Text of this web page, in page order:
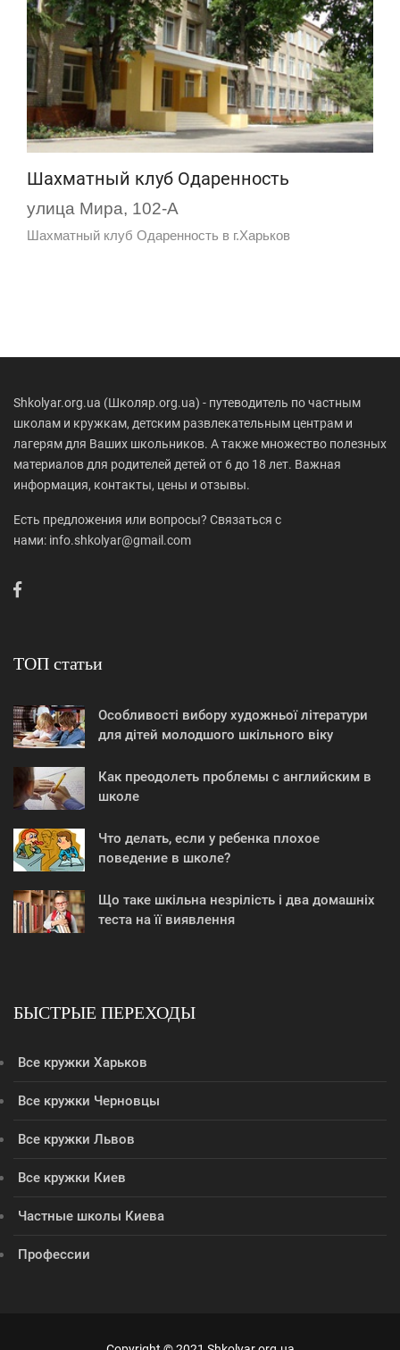
Шахматный клуб Одаренность
улица Мира, 102-А
Шахматный клуб Одаренность в г.Харьков
Shkolyar.org.ua (Школяр.org.ua) - путеводитель по частным
школам и кружкам, детским развлекательным центрам и
лагерям для Ваших школьников. А также множество полезных
материалов для родителей детей от 6 до 18 лет. Важная
информация, контакты, цены и отзывы.
Есть предложения или вопросы? Связаться с
нами: info.shkolyar@gmail.com
ТОП статьи
Особливості вибору художньої літератури
для дітей молодшого шкільного віку
Как преодолеть проблемы с английским в
школе
Что делать, если у ребенка плохое
поведение в школе?
Що таке шкільна незрілість і два домашніх
теста на її виявлення
БЫСТРЫЕ ПЕРЕХОДЫ
Все кружки Харьков
Все кружки Черновцы
Все кружки Львов
Все кружки Киев
Частные школы Киева
Профессии